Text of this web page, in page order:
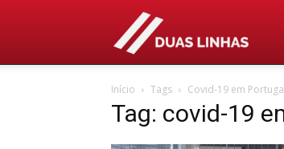
Início Tags Covid-19 em
Tag: covid-19